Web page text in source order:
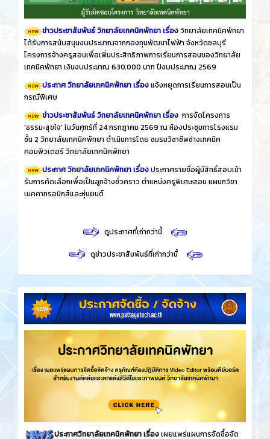
ข่าวประชาสัมพันธ์ วิทยาลัยเทคนิคพัทยา เรื่องวิทยาลัยเทคนิคพัทยา
ได้รับการสนับสนุนงบประมาณจากกองทุนพัฒนาไฟฟ้า จังหวัดชลบุรี
โครงการจ้างครูสอนเพื่อเพิ่มประสิทธิภาพการเรียนการสอนของวิทยาลัย
เทคนิคพัทยา เงินงบประมาณ 630,000 บาท ปีงบประมาณ 2569
ประกาศ วิทยาลัยเทคนิคพัทยา เรื่องแจ้งหยุดการเรียนการสอนเป็น
กรณีพิเศษ
ข่าวประชาสัมพันธ์ วิทยาลัยเทคนิคพัทยา เรื่อง การจัดโครงการ
'ธรรมะสุขใจ' ในวันศุกร์ที่ 24 กรกฎาคม 2569 ณ ห้องประชุมการโรงแรม
ชั้น 2 วิทยาลัยเทคนิคพัทยา ดำเนินการโดย ชมรมวิชาชีพช่างเทคนิค
คอมพิวเตอร์ วิทยาลัยเทคนิคพัทยา
ประกาศ วิทยาลัยเทคนิคพัทยา เรื่องประกาศรายชื่อผู้มีสิทธิ์สอบเข้า
รับการคัดเลือกเพื่อเป็นลูกจ้างชั่วคราว ตำแหน่งครูพิเศษสอน แผนกวิชา
เมคคาทรอนิกส์และหุ่นยนต์
ดูประกาศที่เก่ากว่านี้
ดูข่าวประชาสัมพันธ์ที่เก่ากว่านี้
ประกาศวิทยาลัยเทคนิคพัทยา เรื่องเผยแพร่แผนการจัดซื้อจัด